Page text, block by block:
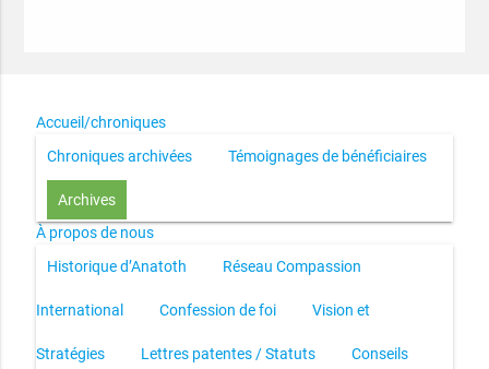
Accueil/chroniques
Chroniques archivées
Témoignages de bénéficiaires
Archives
À propos de nous
Historique d’Anatoth
Réseau Compassion
International Confession de foi Vision et
Stratégies Lettres patentes / Statuts Conseils